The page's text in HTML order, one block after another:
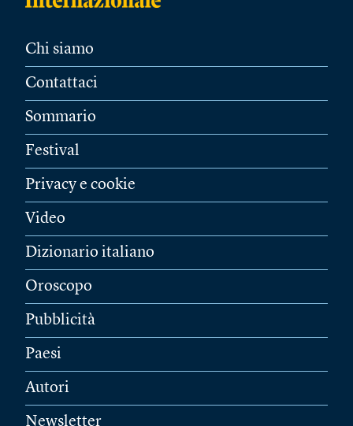
Chi siamo
Contattaci
Sommario
Festival
Privacy e cookie
Video
Dizionario italiano
Oroscopo
Pubblicità
Paesi
Autori
Newsletter